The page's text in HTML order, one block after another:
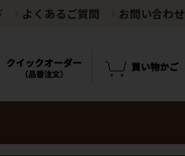
よくあるご質問 お問い合わせ